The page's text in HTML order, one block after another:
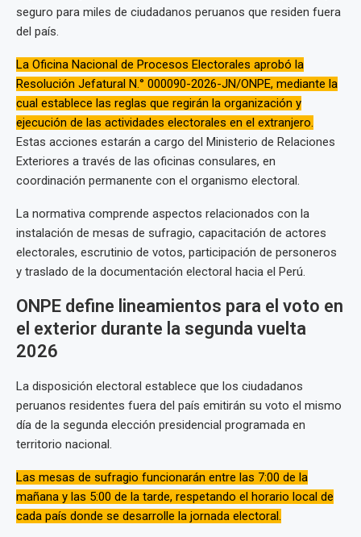
seguro para miles de ciudadanos peruanos que residen fuera
del país.
La Oficina Nacional de Procesos Electorales aprobó la
Resolución Jefatural N.° 000090-2026-JN/ONPE, mediante la
cual establece las reglas que regirán la organización y
ejecución de las actividades electorales en el extranjero.
Estas acciones estarán a cargo del Ministerio de Relaciones
Exteriores a través de las oficinas consulares, en
coordinación permanente con el organismo electoral.
La normativa comprende aspectos relacionados con la
instalación de mesas de sufragio, capacitación de actores
electorales, escrutinio de votos, participación de personeros
y traslado de la documentación electoral hacia el Perú.
ONPE define lineamientos para el voto en
el exterior durante la segunda vuelta
2026
La disposición electoral establece que los ciudadanos
peruanos residentes fuera del país emitirán su voto el mismo
día de la segunda elección presidencial programada en
territorio nacional.
Las mesas de sufragio funcionarán entre las 7:00 de la
mañana y las 5:00 de la tarde, respetando el horario local de
cada país donde se desarrolle la jornada electoral.